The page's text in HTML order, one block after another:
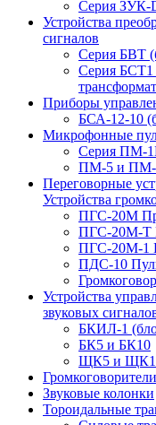
Серия ЗУК-
Устройства
сигналов
Серия БВТ
Серия БСТ1
Приборы
БСА-12-10
Микрофонные
Серия ПМ-
ПМ-5 и ПМ-
Переговорные
Устройства
ПГС-20М
ПГС-20М-Т
ПГС-20М-1
ПДС-10
Устройства
звуковых
БКИЛ-1
БК5 и БК10
ЩК5 и
Звуковые колонки
Тороидальные